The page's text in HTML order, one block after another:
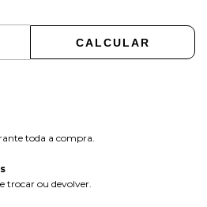
CALCULAR
toda a compra.
trocar ou devolver.